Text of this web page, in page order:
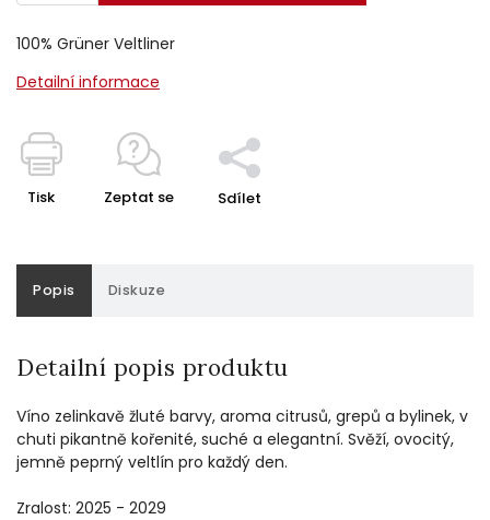
100% Grüner Veltliner
Detailní informace
Tisk Zeptat se Sdílet
Popis Diskuze
Detailní popis produktu
Víno zelinkavě žluté barvy, aroma citrusů, grepů a bylinek, v
chuti pikantně kořenité, suché a elegantní. Svěží, ovocitý,
jemně peprný veltlín pro každý den.
Zralost: 2025 - 2029